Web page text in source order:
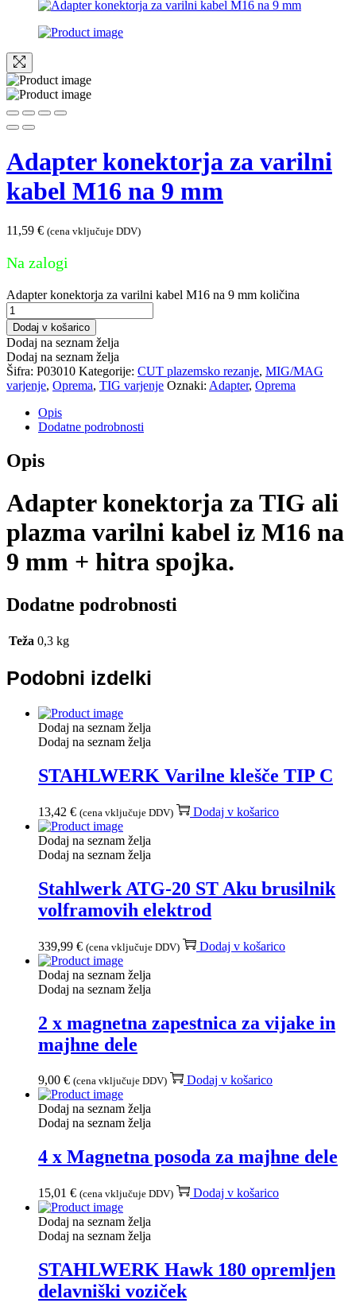
Adapter konektorja za varilni
kabel M16 na 9 mm
11,59 € (cena vključuje DDV)
Na zalogi
Adapter konektorja za varilni kabel M16 na 9 mm količina
Dodaj v košarico
Dodaj na seznam želja
Dodaj na seznam želja
Šifra: P03010 Kategorije: CUT plazemsko rezanje, MIG/MAG
varjenje, Oprema, TIG varjenje Oznaki: Adapter, Oprema
Opis
Dodatne podrobnosti
Opis
Adapter konektorja za TIG ali
plazma varilni kabel iz M16 na
9 mm + hitra spojka.
Dodatne podrobnosti
Teža 0,3 kg
Podobni izdelki
Dodaj na seznam želja
Dodaj na seznam želja
STAHLWERK Varilne klešče TIP C
13,42 € (cena vključuje DDV) Dodaj v košarico
Dodaj na seznam želja
Dodaj na seznam želja
Stahlwerk ATG-20 ST Aku brusilnik
volframovih elektrod
339,99 € (cena vključuje DDV) Dodaj v košarico
Dodaj na seznam želja
Dodaj na seznam želja
2 x magnetna zapestnica za vijake in
majhne dele
9,00 € (cena vključuje DDV) Dodaj v košarico
Dodaj na seznam želja
Dodaj na seznam želja
4 x Magnetna posoda za majhne dele
15,01 € (cena vključuje DDV) Dodaj v košarico
Dodaj na seznam želja
Dodaj na seznam želja
STAHLWERK Hawk 180 opremljen
delavniški voziček